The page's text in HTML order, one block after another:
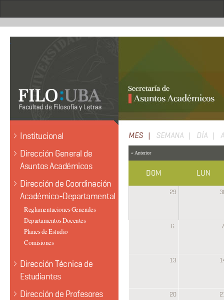
.
Institucional
Dirección General de
Asuntos Académicos
Dirección de Coordinación
Académico-Departamental
Reglamentaciones Generales
Departamentos Docentes
Planes de Estudio
Comisiones
Dirección Técnica de
Estudiantes
Dirección de Profesores
Solapas
principales
MES (SOLAPA
ACTIVA)
SEMANA DÍA
« Anterior
DOM LUN
29
6 7
13
20